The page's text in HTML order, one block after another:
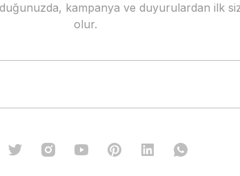
kampanya ve duyurulardan ilk
olur.